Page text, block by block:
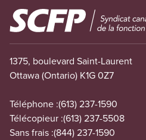
Image
1375, boulevard Saint-Laurent
Ottawa (Ontario) K1G 0Z7
Téléphone :(613) 237-1590
Télécopieur :(613) 237-5508
Sans frais :(844) 237-1590